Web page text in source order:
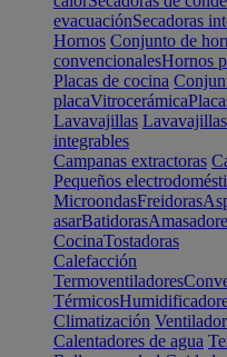
evacuaciónSecadoras
Hornos Conjunto de
convencionalesHornos
Placas de cocina
placaVitrocerámica
Lavavajillas
integrables
Campanas extractoras
Pequeños
MicroondasFreidoras
asarBatidoras
CocinaTostadoras
Calefacción
Termoventiladores
Térmicos
Climatización
Calentadores de agua